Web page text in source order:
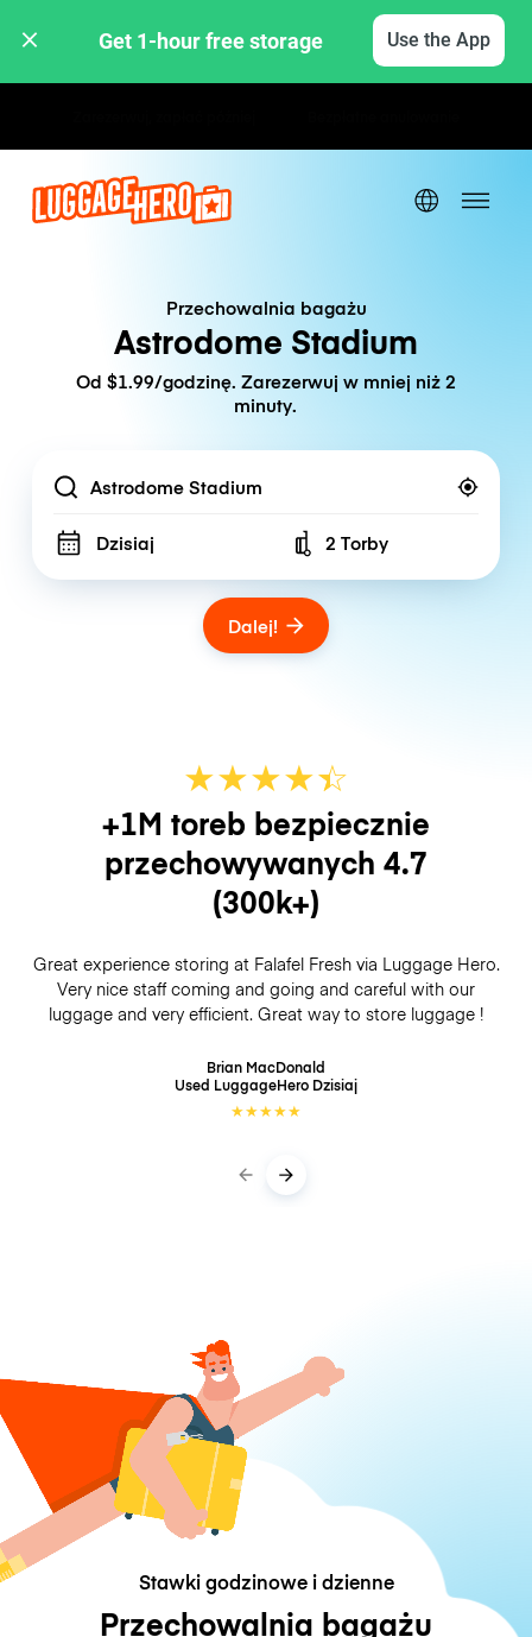
Get 1-hour free storage Use the App
Przechowalnia bagażu
Astrodome Stadium
Od $1.99/godzinę. Zarezerwuj w mniej niż 2
minuty.
Location
Dzisiaj Number of bags
2 Torby
Dalej!
★★★★☆
★
+1M toreb bezpiecznie
przechowywanych 4.7
(300k+)
Great experience storing at Falafel Fresh via Luggage Hero.
Very nice staff coming and going and careful with our
luggage and very efficient. Great way to store luggage !
Brian MacDonald
Used LuggageHero Dzisiaj
★★★★★
Stawki godzinowe i dzienne
Przechowalnia bagażu